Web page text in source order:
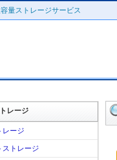
量ストレージサービス
レージ
レージ
ストレージ